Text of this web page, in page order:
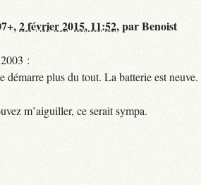
2 février 2015, 11:52,parBenoist
:
plus du tout. La batterie est
m’aiguiller, ce serait sympa.